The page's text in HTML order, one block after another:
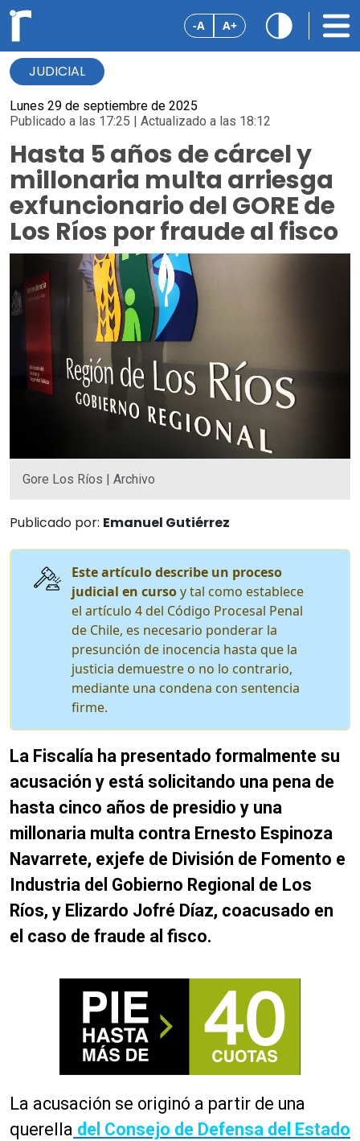
-A A+
JUDICIAL
Lunes 29 de septiembre de 2025
Publicado a las 17:25 | Actualizado a las 18:12
Hasta 5 años de cárcel y
millonaria multa arriesga
exfuncionario del GORE de
Los Ríos por fraude al fisco
Gore Los Ríos | Archivo
Publicado por: Emanuel Gutiérrez
Este artículo describe un proceso
judicial en cursoy tal como establece
el artículo 4 del Código Procesal Penal
de Chile, es necesario ponderar la
presunción de inocencia hasta que la
justicia demuestre o no lo contrario,
mediante una condena con sentencia
firme.
La Fiscalía ha presentado formalmente su
acusación y está solicitando una pena de
hasta cinco años de presidio y una
millonaria multa contra Ernesto Espinoza
Navarrete, exjefe de División de Fomento e
Industria del Gobierno Regional de Los
Ríos, y Elizardo Jofré Díaz, coacusado en
el caso de fraude al fisco.
La acusación se originó a partir de una
querella del Consejo de Defensa del Estado